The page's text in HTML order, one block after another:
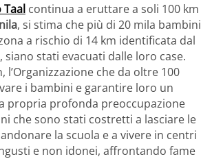
Taal continua a eruttare a soli 100 km
, si stima che più di 20 mila bambini
a rischio di 14 km identificata dal
stati evacuati dalle loro case.
l’Organizzazione che da oltre 100
i bambini e garantire loro un
propria profonda preoccupazione
che sono stati costretti a lasciare le
la scuola e a vivere in centri
e non idonei, affrontando fame